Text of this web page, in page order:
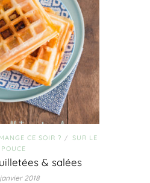
CE SOIR ? /
SUR LE
POUCE
& salées
2018